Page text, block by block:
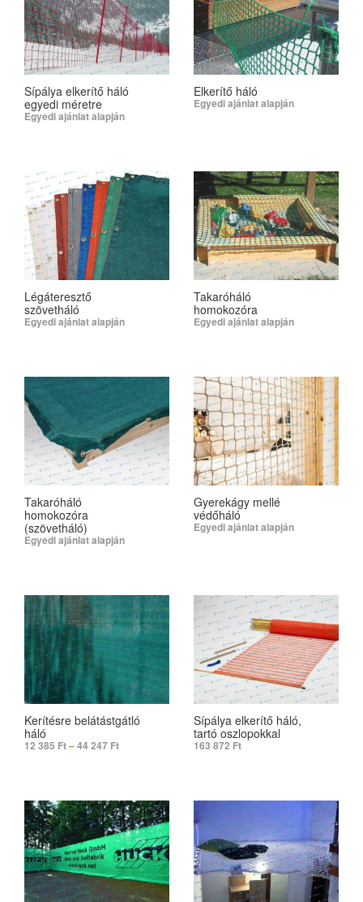
Sípálya elkerítő háló
egyedi méretre
Egyedi ajánlat alapján
Elkerítő háló
Egyedi ajánlat alapján
Légáteresztő
szövetháló
Egyedi ajánlat alapján
Takaróháló
homokozóra
Egyedi ajánlat alapján
Takaróháló
homokozóra
(szövetháló)
Egyedi ajánlat alapján
Gyerekágy mellé
védőháló
Egyedi ajánlat alapján
Kerítésre belátástgátló
háló
12 385 Ft–44 247 Ft
Sípálya elkerítő háló,
tartó oszlopokkal
163 872 Ft